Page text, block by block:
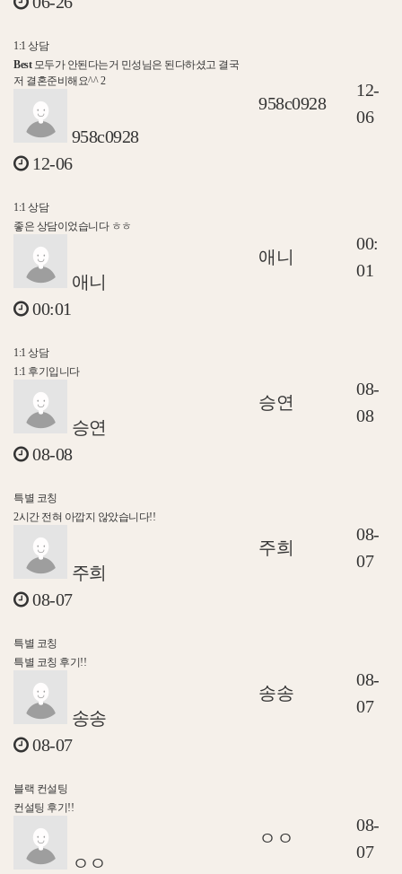
1:1 상담
Best모두가 안된다는거 민성님은 된다하셨고 결국
저 결혼준비해요^^2
958c0928
12-06
958c0928
12-
06
1:1 상담
좋은 상담이었습니다 ㅎㅎ
애니
00:01
애니
00:
01
1:1 상담
1:1 후기입니다
승연
08-08
승연
08-
08
특별 코칭
2시간 전혀 아깝지 않았습니다!!
주희
08-07
주희
08-
07
특별 코칭
특별 코칭 후기!!
송송
08-07
송송
08-
07
블랙 컨설팅
컨설팅 후기!!
ㅇㅇ
ㅇㅇ
08-
07